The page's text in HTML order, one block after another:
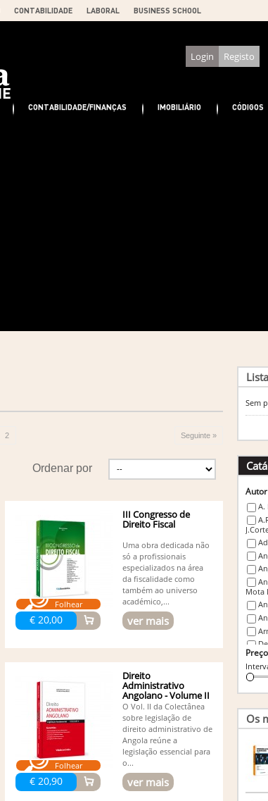
CONTABILIDADE LABORAL BUSINESS SCHOOL
Login Registo
CONTABILIDADE/FINANÇAS IMOBILIÁRIO CÓDIGOS
2 Seguinte »
Ordenar por
Folhear
€ 20,00
III Congresso de
Direito Fiscal
Uma obra dedicada não
só a profissionais
especializados na área
da fiscalidade como
também ao universo
académico,...
ver mais
Folhear
€ 20,90
Direito
Administrativo
Angolano - Volume II
- Garantias
O Vol. II da Colectânea
sobre legislação de
direito administrativo de
Angola reúne a
legislação essencial para
o...
ver mais
Sem
Autor
A.
Mota
Vieira
Preço
Os